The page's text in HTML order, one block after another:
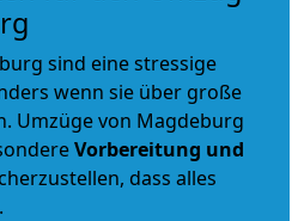
sind eine stressige
wenn sie über große
Umzüge von Magdeburg
Vorbereitung und
dass alles